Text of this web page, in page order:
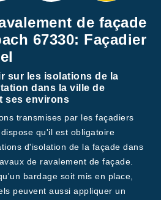
de façade
67330: Façadier
sur les isolations de la
dans la ville de
ses environs
transmises par les façadiers
qu'il est obligatoire
d'isolation de la façade dans
de ravalement de façade.
bardage soit mis en place,
peuvent aussi appliquer un